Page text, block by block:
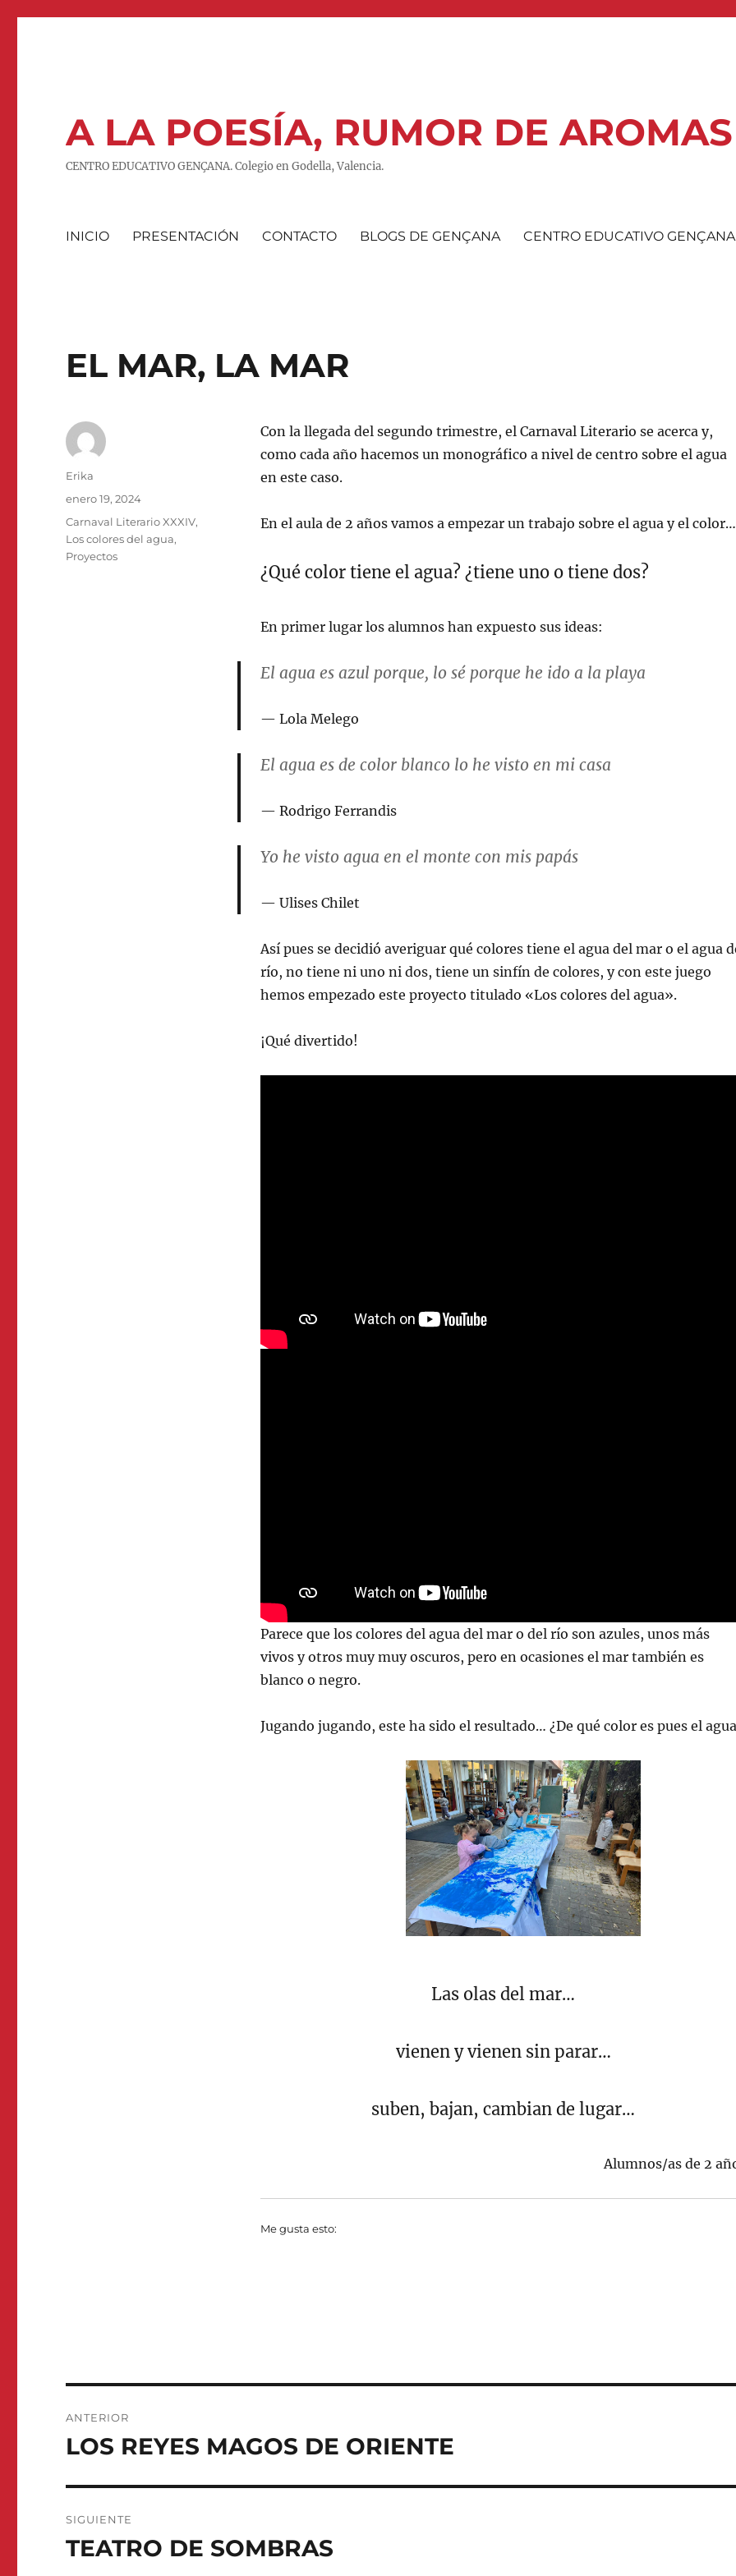
A LA POESÍA, RUMOR DE AROMAS
CENTRO EDUCATIVO GENÇANA. Colegio en Godella, Valencia.
INICIO PRESENTACIÓN CONTACTO BLOGS DE GENÇANA CENTRO EDUCATIVO GENÇANA
EL MAR, LA MAR
Con la llegada del segundo trimestre, el Carnaval Literario se acerca y,
como cada año hacemos un monográfico a nivel de centro sobre el agua
en este caso.
En el aula de 2 años vamos a empezar un trabajo sobre el agua y el color…
¿Qué color tiene el agua? ¿tiene uno o tiene dos?
En primer lugar los alumnos han expuesto sus ideas:
El agua es azul porque, lo sé porque he ido a la playa
Lola Melego
El agua es de color blanco lo he visto en mi casa
Rodrigo Ferrandis
Yo he visto agua en el monte con mis papás
Ulises Chilet
Así pues se decidió averiguar qué colores tiene el agua del mar o el agua
río, no tiene ni uno ni dos, tiene un sinfín de colores, y con este juego
hemos empezado este proyecto titulado «Los colores del agua».
¡Qué divertido!
Parece que los colores del agua del mar o del río son azules, unos más
vivos y otros muy muy oscuros, pero en ocasiones el mar también es
blanco o negro.
Jugando jugando, este ha sido el resultado… ¿De qué color es pues el
Las olas del mar…
vienen y vienen sin parar…
suben, bajan, cambian de lugar…
Alumnos/as de 2
Me gusta esto:
Autor
Erika
Publicado
enero 19, 2024
Categorías
Carnaval Literario XXXIV,
Los colores del agua,
Proyectos
de
ANTERIOR
Entrada
LOS REYES MAGOS DE ORIENTE
SIGUIENTE
Entrada
TEATRO DE SOMBRAS